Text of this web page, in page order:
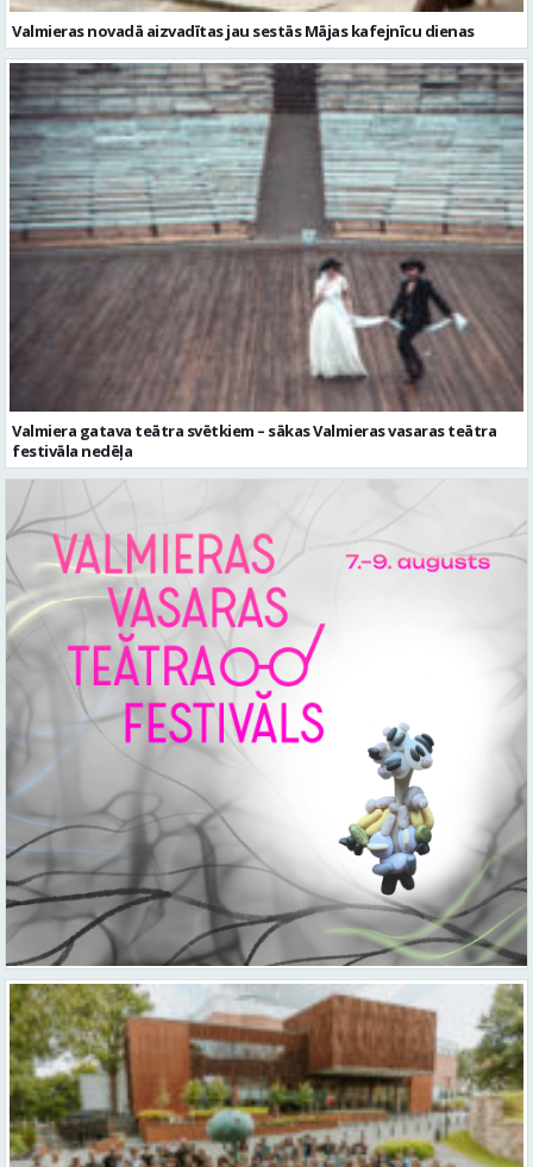
Valmiera gatava teātra svētkiem – sākas Valmieras vasaras teātra
festivāla nedēļa